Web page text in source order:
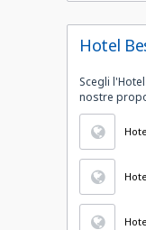
Hotel
Scegli
nostre